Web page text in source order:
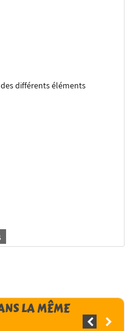
différents éléments
LA MÊME